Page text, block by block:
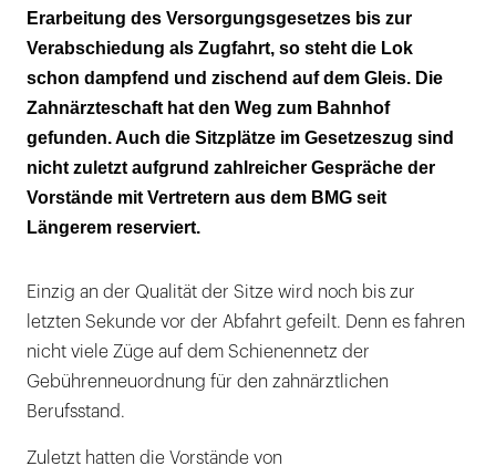
Erarbeitung des Versorgungsgesetzes bis zur
Verabschiedung als Zugfahrt, so steht die Lok
schon dampfend und zischend auf dem Gleis. Die
Zahnärzteschaft hat den Weg zum Bahnhof
gefunden. Auch die Sitzplätze im Gesetzeszug sind
nicht zuletzt aufgrund zahlreicher Gespräche der
Vorstände mit Vertretern aus dem BMG seit
Längerem reserviert.
Einzig an der Qualität der Sitze wird noch bis zur
letzten Sekunde vor der Abfahrt gefeilt. Denn es fahren
nicht viele Züge auf dem Schienennetz der
Gebührenneuordnung für den zahnärztlichen
Berufsstand.
Zuletzt hatten die Vorstände von